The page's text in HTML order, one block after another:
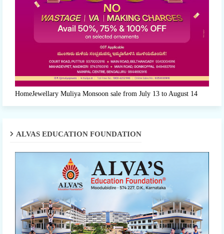
HomeJewellary Muliya Monsoon sale from July 13 to August 14
ALVAS EDUCATION FOUNDATION